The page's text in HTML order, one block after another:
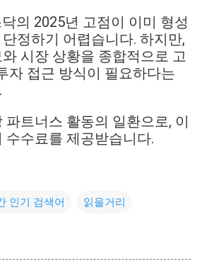
의 2025년 고점이 이미 형성
정하기 어렵습니다. 하지만,
시장 상황을 종합적으로 고
자 접근 방식이 필요하다는
파트너스 활동의 일환으로, 이
수수료를 제공받습니다.
인기 검색어 읽을거리